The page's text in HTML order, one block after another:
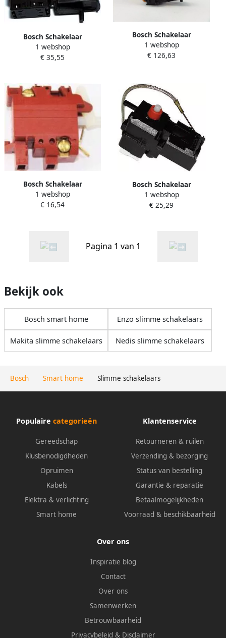
Bosch Smart home Slimme schakelaars
Bosch Schakelaar
2.610.907.616
1 webshop
€ 35,55
Bosch Schakelaar
1617200067
1 webshop
€ 126,63
Bosch Schakelaar
1.607.200.086
1 webshop
€ 16,54
Bosch Schakelaar
2.607.200.286
1 webshop
€ 25,29
Pagina 1 van 1
Bekijk ook
Bosch smart home Enzo slimme schakelaars
Makita slimme schakelaars Nedis slimme schakelaars
Populaire categorieën
Gereedschap
Klusbenodigdheden
Opruimen
Kabels
Elektra & verlichting
Smart home
Klantenservice
Retourneren & ruilen
Verzending & bezorging
Status van bestelling
Garantie & reparatie
Betaalmogelijkheden
Voorraad & beschikbaarheid
Over ons
Inspiratie blog
Contact
Over ons
Samenwerken
Betrouwbaarheid
Privacybeleid & Disclaimer